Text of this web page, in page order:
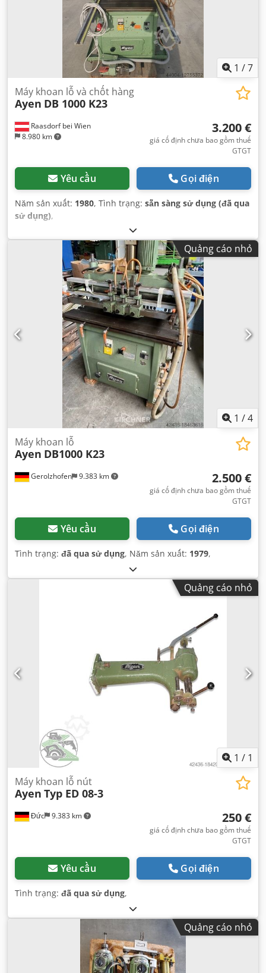
1 /7
Raasdorf bei Wien
8.980 km
Máy khoan lỗ và chốt hàng
Ayen DB 1000 K23
3.200 €
giá cố định chưa bao gồm thuế
GTGT
Yêu cầu Gọi điện
Năm sản xuất: 1980, Tình trạng: sẵn sàng sử dụng (đã qua
sử dụng),
Quảng cáo nhỏ
1 /4
Gerolzhofen 9.383 km
Máy khoan lỗ
Ayen DB1000 K23
2.500 €
giá cố định chưa bao gồm thuế
GTGT
Yêu cầu Gọi điện
Tình trạng: đã qua sử dụng, Năm sản xuất: 1979,
Quảng cáo nhỏ
1 / 1
Đức 9.383 km
Máy khoan lỗ nút
Ayen Typ ED 08-3
250 €
giá cố định chưa bao gồm thuế
GTGT
Yêu cầu Gọi điện
Tình trạng: đã qua sử dụng,
Quảng cáo nhỏ